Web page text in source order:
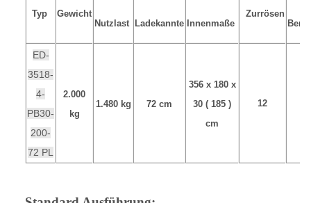
Typ
Gewicht
Nutzlast Ladekannte Innenmaße
Zurrösen
ED-
3518-
4-
PB30-
200-
72 PL
2.000
kg
1.480 kg 72 cm
356 x 180 x
30 ( 185 )
cm
12